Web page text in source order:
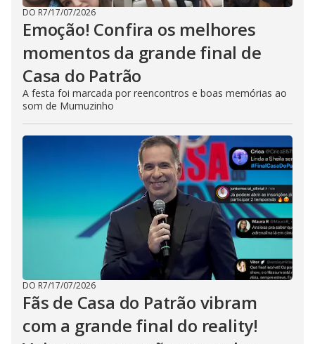
DO R7/17/07/2026
Emoção! Confira os melhores
momentos da grande final de
Casa do Patrão
A festa foi marcada por reencontros e boas memórias ao
som de Mumuzinho
DO R7/17/07/2026
Fãs de Casa do Patrão vibram
com a grande final do reality!